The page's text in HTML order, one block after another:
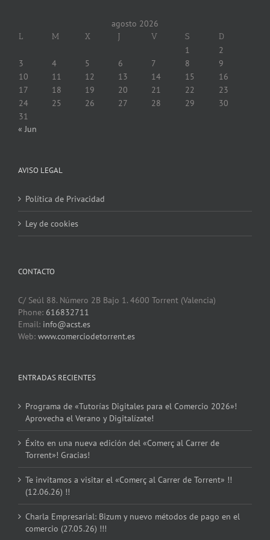
agosto 2026
L M X J V S D
1
2
3
4 5 6 7 8
9
10
11 12 13 14 15
16
17
18 19 20 21 22
23
24
25 26 27 28 29
30
31
« Jun
AVISO LEGAL
Política de Privacidad
Ley de cookies
CONTACTO
C/ Seúl 88. Número 2B Bajo 1. 4600 Torrent (Valencia)
Phone: 616832711
Email: info@acst.es
Web: www.comerciodetorrent.es
ENTRADAS RECIENTES
Programa de «Tutorías Digitales para el Comercio 2026»!
Aprovecha el Verano y Digitalízate!
Éxito en una nueva edición del «Comerç al Carrer de
Torrent»! Gracias!
Te invitamos a visitar el «Comerç al Carrer de Torrent» !!
(12.06.26) !!
Charla Empresarial: Bizum y nuevo métodos de pago en el
comercio (27.05.26) !!!